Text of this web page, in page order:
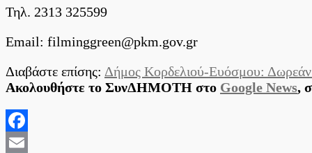
Τηλ. 2313 325599
Email: filminggreen@pkm.gov.gr
Διαβάστε επίσης: Δήμος Κορδελιού-Ευόσμου:
Ακολουθήστε το ΣυνΔΗΜΟΤΗ στο Google News,
Facebook